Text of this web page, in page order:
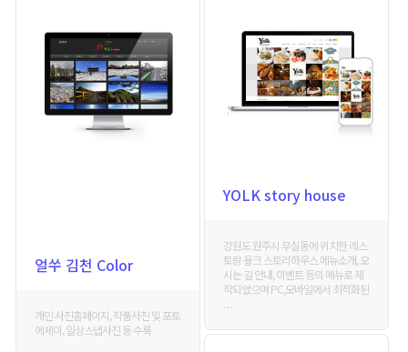
얼쑤 김천 Color
개인 사진홈페이지, 작품사진 및 포토
에세이, 일상스냅사진 등 수록
YOLK story house
강원도 원주시 무실동에 위치한 레스
토랑 욜크 스토리하우스 메뉴소개, 오
시는 길 안내, 이벤트 등의 메뉴로 제
작되었으며 PC,모바일에서 최적화된
. . .